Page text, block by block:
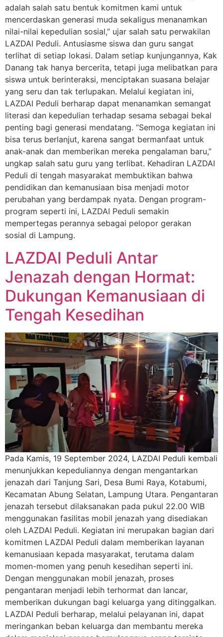
adalah salah satu bentuk komitmen kami untuk
mencerdaskan generasi muda sekaligus menanamkan
nilai-nilai kepedulian sosial,” ujar salah satu perwakilan
LAZDAI Peduli. Antusiasme siswa dan guru sangat
terlihat di setiap lokasi. Dalam setiap kunjungannya, Kak
Danang tak hanya bercerita, tetapi juga melibatkan para
siswa untuk berinteraksi, menciptakan suasana belajar
yang seru dan tak terlupakan. Melalui kegiatan ini,
LAZDAI Peduli berharap dapat menanamkan semangat
literasi dan kepedulian terhadap sesama sebagai bekal
penting bagi generasi mendatang. “Semoga kegiatan ini
bisa terus berlanjut, karena sangat bermanfaat untuk
anak-anak dan memberikan mereka pengalaman baru,”
ungkap salah satu guru yang terlibat. Kehadiran LAZDAI
Peduli di tengah masyarakat membuktikan bahwa
pendidikan dan kemanusiaan bisa menjadi motor
perubahan yang berdampak nyata. Dengan program-
program seperti ini, LAZDAI Peduli semakin
mempertegas perannya sebagai pelopor gerakan
sosial di Lampung.
LAZDAI Peduli Antar
Jenazah dengan Hormat:
Dukungan Kemanusiaan di
Tengah Kesedihan
Pada Kamis, 19 September 2024, LAZDAI Peduli kembali
menunjukkan kepeduliannya dengan mengantarkan
jenazah dari Tanjung Sari, Desa Bumi Raya, Kotabumi,
Kecamatan Abung Selatan, Lampung Utara. Pengantaran
jenazah tersebut dilaksanakan pada pukul 22.00 WIB
menggunakan fasilitas mobil jenazah yang disediakan
oleh LAZDAI Peduli. Kegiatan ini merupakan bagian dari
komitmen LAZDAI Peduli dalam memberikan layanan
kemanusiaan kepada masyarakat, terutama dalam
momen-momen yang penuh kesedihan seperti ini.
Dengan menggunakan mobil jenazah, proses
pengantaran menjadi lebih terhormat dan lancar,
memberikan dukungan bagi keluarga yang ditinggalkan.
LAZDAI Peduli berharap, melalui pelayanan ini, dapat
meringankan beban keluarga dan membantu mereka